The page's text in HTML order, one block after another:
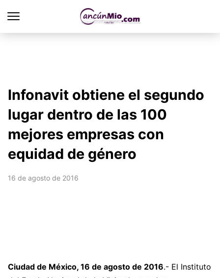
Infonavit obtiene el segundo
lugar dentro de las 100
mejores empresas con
equidad de género
16 de agosto de 2016
Ciudad de México, 16 de agosto de 2016.- El Instituto